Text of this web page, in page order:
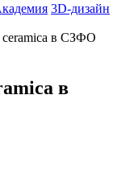
3D-дизайн
в СЗФО
в